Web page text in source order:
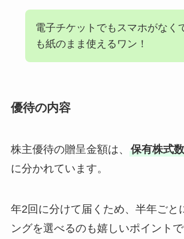
電子チケットでもスマホがなく
も紙のまま使えるワン！
優待の内容
株主優待の贈呈金額は、 保有株式
に分かれています。
年2回に分けて届くため、半年ごと
ングを選べるのも嬉しいポイントで